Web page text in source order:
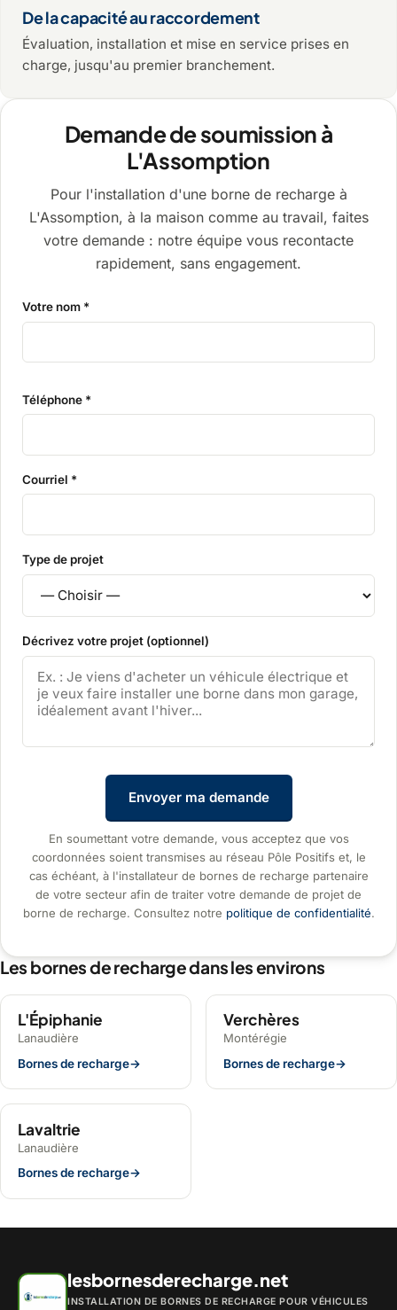
De la capacité au raccordement
Évaluation, installation et mise en service prises en
charge, jusqu'au premier branchement.
Demande de soumission à
L'Assomption
Pour l'installation d'une borne de recharge à
L'Assomption, à la maison comme au travail, faites
votre demande : notre équipe vous recontacte
rapidement, sans engagement.
Votre nom *
Téléphone *
Courriel *
Type de projet
Décrivez votre projet (optionnel)
Envoyer ma demande
En soumettant votre demande, vous acceptez que vos
coordonnées soient transmises au réseau Pôle Positifs et, le
cas échéant, à l'installateur de bornes de recharge partenaire
de votre secteur afin de traiter votre demande de projet de
borne de recharge. Consultez notre politique de confidentialité.
Les bornes de recharge dans les environs
L'Épiphanie
Lanaudière
Bornes de recharge→
Verchères
Montérégie
Bornes de recharge→
Lavaltrie
Lanaudière
Bornes de recharge→
lesbornesderecharge.net
INSTALLATION DE BORNES DE RECHARGE POUR VÉHICULES